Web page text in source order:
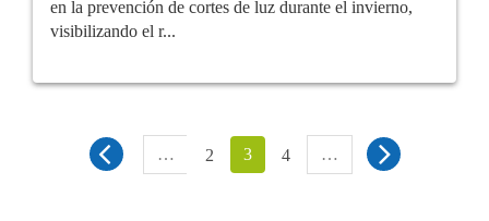
en la prevención de cortes de luz durante el invierno,
visibilizando el r...
… 2 3 4 …